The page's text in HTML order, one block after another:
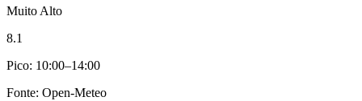
Muito Alto
8.1
Pico: 10:00–14:00
Fonte: Open-Meteo